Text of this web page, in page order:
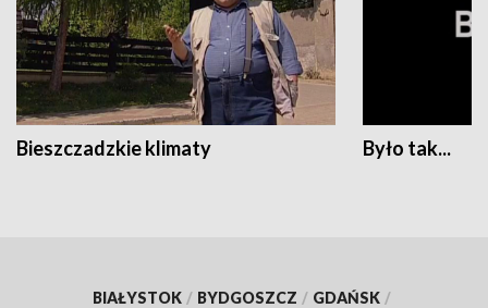
Bieszczadzkie klimaty Było tak...
BIAŁYSTOK / BYDGOSZCZ / GDAŃSK /